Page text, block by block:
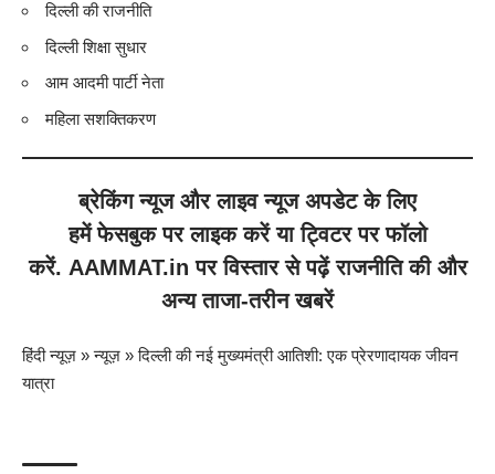
दिल्ली की राजनीति
दिल्ली शिक्षा सुधार
आम आदमी पार्टी नेता
महिला सशक्तिकरण
ब्रेकिंग न्यूजऔरलाइव न्यूजअपडेट के लिए
हमेंफेसबुकपर लाइक करें याट्विटरपर फॉलो
करें. AAMMAT.in पर विस्तार से पढ़ेंराजनीति की और
अन्य ताजा-तरीन खबरें
हिंदी न्यूज़ »न्यूज़ »दिल्ली की नई मुख्यमंत्री आतिशी: एक प्रेरणादायक जीवन
यात्रा